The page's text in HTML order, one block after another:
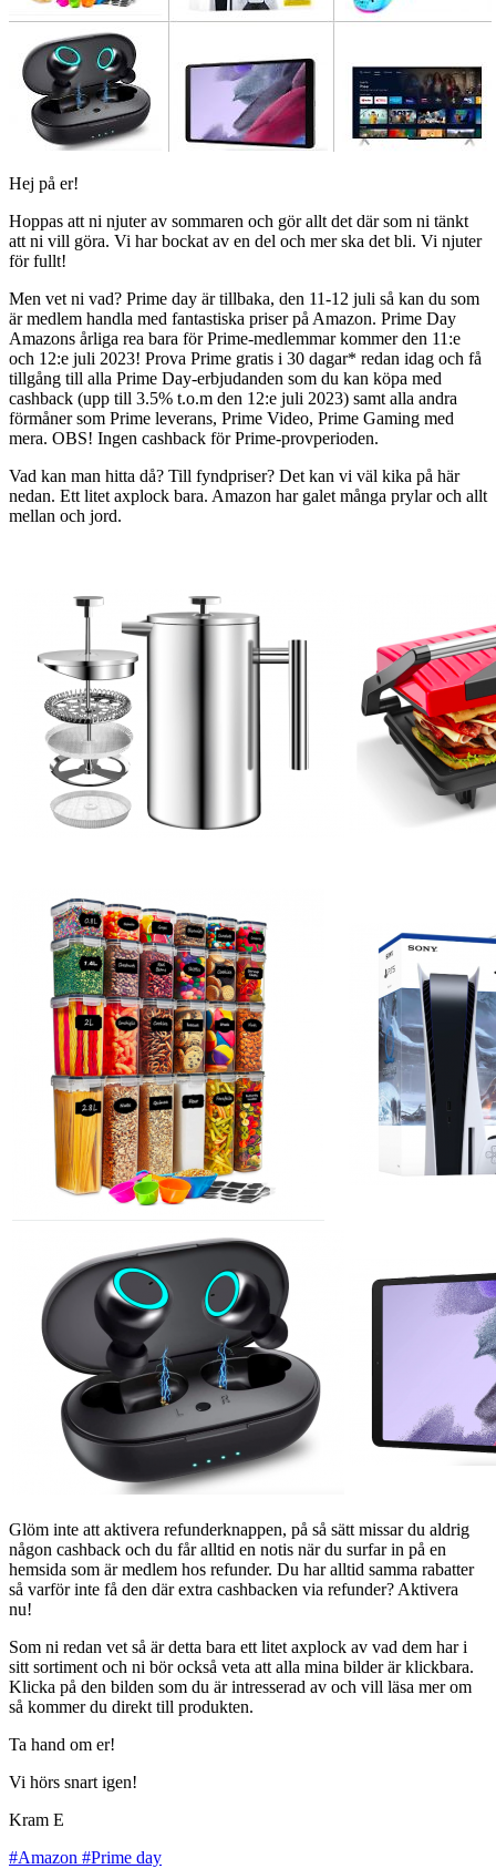
Hej på er!
Hoppas att ni njuter av sommaren och gör allt det där som ni tänkt
att ni vill göra. Vi har bockat av en del och mer ska det bli. Vi njuter
för fullt!
Men vet ni vad? Prime day är tillbaka, den 11-12 juli så kan du som
är medlem handla med fantastiska priser på Amazon. Prime Day
Amazons årliga rea bara för Prime-medlemmar kommer den 11:e
och 12:e juli 2023! Prova Prime gratis i 30 dagar* redan idag och få
tillgång till alla Prime Day-erbjudanden som du kan köpa med
cashback (upp till 3.5% t.o.m den 12:e juli 2023) samt alla andra
förmåner som Prime leverans, Prime Video, Prime Gaming med
mera. OBS! Ingen cashback för Prime-provperioden.
Vad kan man hitta då? Till fyndpriser? Det kan vi väl kika på här
nedan. Ett litet axplock bara. Amazon har galet många prylar och allt
mellan och jord.
Glöm inte att aktivera refunderknappen, på så sätt missar du aldrig
någon cashback och du får alltid en notis när du surfar in på en
hemsida som är medlem hos refunder. Du har alltid samma rabatter
så varför inte få den där extra cashbacken via refunder? Aktivera
nu!
Som ni redan vet så är detta bara ett litet axplock av vad dem har i
sitt sortiment och ni bör också veta att alla mina bilder är klickbara.
Klicka på den bilden som du är intresserad av och vill läsa mer om
så kommer du direkt till produkten.
Ta hand om er!
Vi hörs snart igen!
Kram E
#Amazon #Prime day